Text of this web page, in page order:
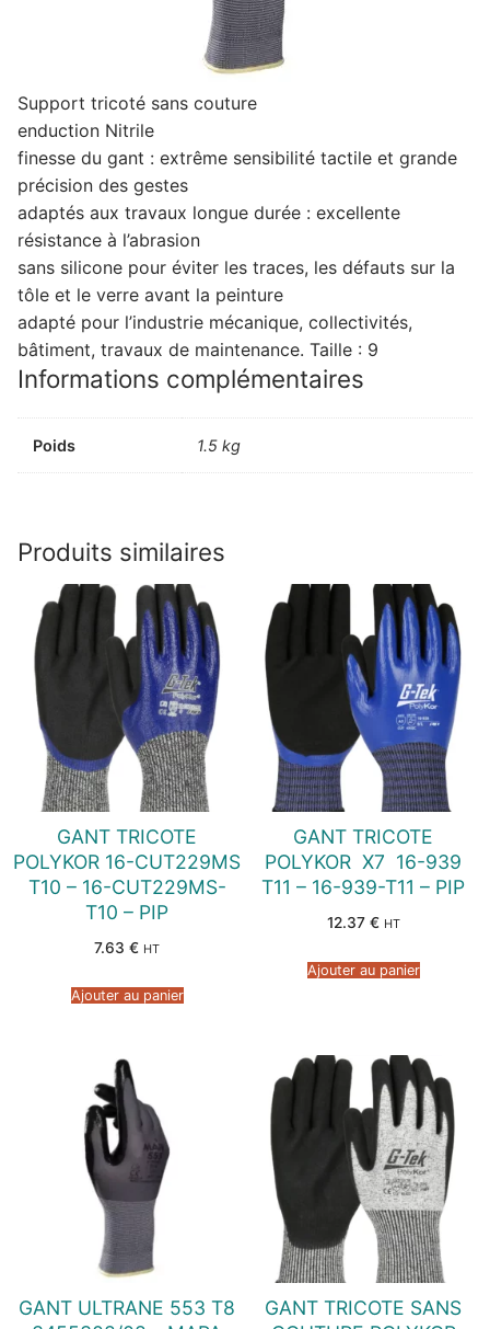
Support tricoté sans couture
enduction Nitrile
finesse du gant : extrême sensibilité tactile et grande
précision des gestes
adaptés aux travaux longue durée : excellente
résistance à l’abrasion
sans silicone pour éviter les traces, les défauts sur la
tôle et le verre avant la peinture
adapté pour l’industrie mécanique, collectivités,
bâtiment, travaux de maintenance. Taille : 9
Informations complémentaires
Poids 1.5 kg
Produits similaires
GANT TRICOTE
POLYKOR 16-CUT229MS
T10 – 16-CUT229MS-
T10 – PIP
7.63 € HT
Ajouter au panier
GANT TRICOTE
POLYKOR  X7  16-939
T11 – 16-939-T11 – PIP
12.37 € HT
Ajouter au panier
GANT ULTRANE 553 T8
GANT TRICOTE SANS